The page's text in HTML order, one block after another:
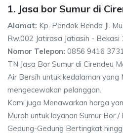
1. Jasa bor Sumur di
Alamat: Kp. Pondok Benda Jl.
Rw.002 Jatirasa Jatiasih - Bekasi
Nomor Telepon: 0856 9416
TN Jasa Bor Sumur di Cirendeu
Air Bersih untuk kedalaman yang
mengecewakan pelanggan.
Kami juga Menawarkan harga
Murah untuk layanan Sumur Bor
Gedung-Gedung Bertingkat